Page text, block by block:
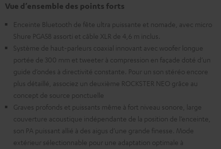
Vue d’ensemble des points forts
Enceinte Bluetooth de fête ultra puissante et nomade, avec micro
Shure PGA58 assorti et câble XLR de 4,6 m inclus.
Système de haut-parleurs coaxial innovant avec woofer longue
portée de 300 mm et tweeter à compression en façade doté d’un
guide d’ondes à directivité constante. Pour un son stéréo encore
plus détaillé, associez un deuxième ROCKSTER NEO grâce au
concept de source ponctuelle
Graves profonds et puissants même à fort niveau sonore, large
couverture acoustique indépendante de la position de l’enceinte,
son PA puissant allié à des aigus d’une grande finesse. Mode
extérieur sélectionnable pour une adaptation optimale à